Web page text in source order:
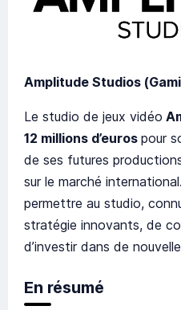
Amplitude Studios
Le studio de jeux vidéo
12 millions d’euros pour
de ses futures
sur le marché
permettre au studio,
stratégie innovants, de
d’investir dans de
En résumé